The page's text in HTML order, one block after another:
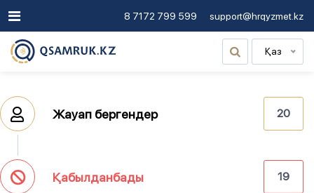
8 7172 799 599 support@hrqyzmet.kz
Қаз
Жауап бергендер 20
Қабылданбады 19